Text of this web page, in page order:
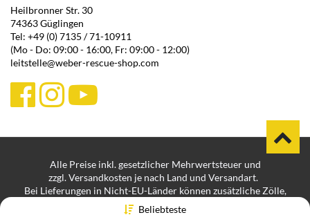
Beliebteste
Heilbronner Str. 30
74363 Güglingen
Tel: +49 (0) 7135 / 71-10911
(Mo - Do: 09:00 - 16:00, Fr: 09:00 - 12:00)
leitstelle@weber-rescue-shop.com
Alle Preise inkl. gesetzlicher Mehrwertsteuer und
zzgl. Versandkosten je nach Land und Versandart.
Bei Lieferungen in Nicht-EU-Länder können zusätzliche Zölle,
Steuern und Gebühren anfallen.